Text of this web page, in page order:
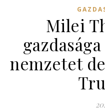
Milei
nemzetet